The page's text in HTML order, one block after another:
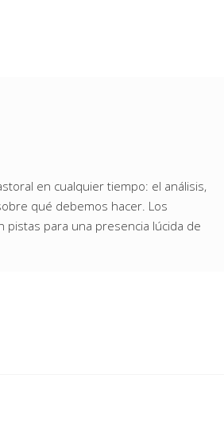
en cualquier tiempo: el análisis,
qué debemos hacer. Los
para una presencia lúcida de